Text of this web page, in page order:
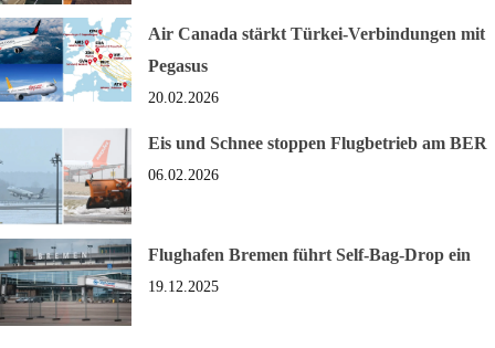
Air Canada stärkt Türkei-Verbindungen mit
Pegasus
20.02.2026
Eis und Schnee stoppen Flugbetrieb am BER
06.02.2026
Flughafen Bremen führt Self-Bag-Drop ein
19.12.2025